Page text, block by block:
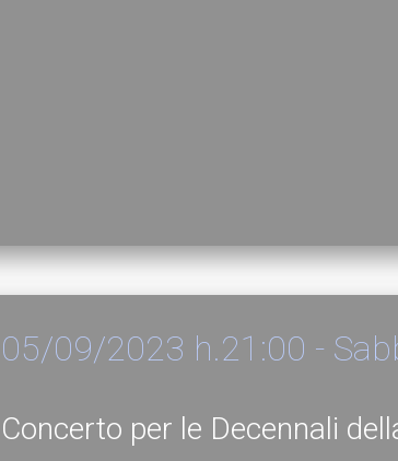
05/09/2023 h.21:00 -
Concerto per le Decennali